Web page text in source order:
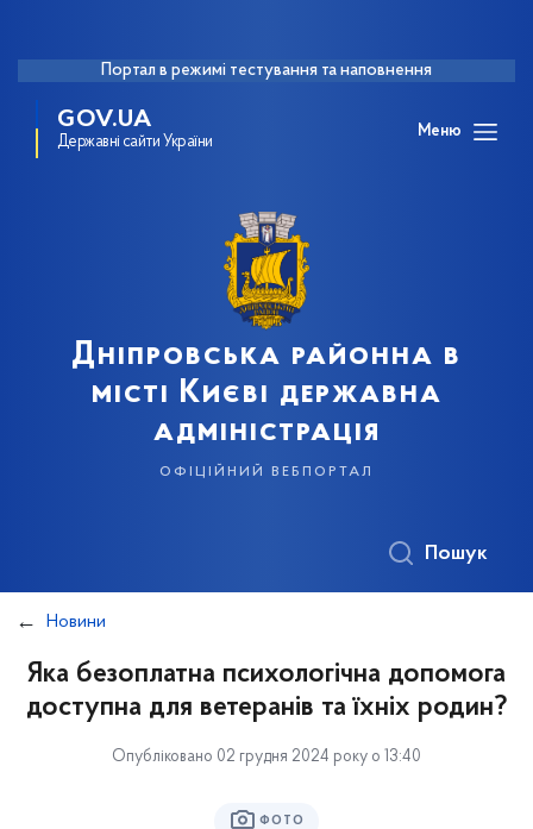
Портал в режимі тестування та наповнення
GOV.UA
Державні сайти України
Меню
Дніпровська районна в
місті Києві державна
адміністрація
офіційний вебпортал
Пошук
Новини
Яка безоплатна психологічна допомога
доступна для ветеранів та їхніх родин?
Опубліковано 02 грудня 2024 року о 13:40
ФОТО